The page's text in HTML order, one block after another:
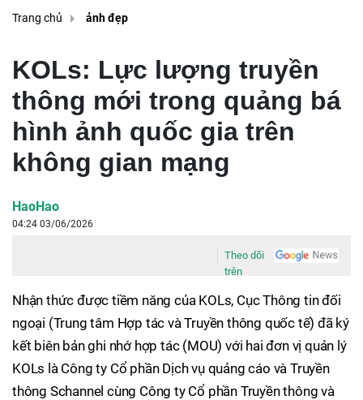
Trang chủ ảnh đẹp
KOLs: Lực lượng truyền
thông mới trong quảng bá
hình ảnh quốc gia trên
không gian mạng
HaoHao
04:24 03/06/2026
Theo dõi
trên
Nhận thức được tiềm năng của KOLs, Cục Thông tin đối
ngoại (Trung tâm Hợp tác và Truyền thông quốc tế) đã ký
kết biên bản ghi nhớ hợp tác (MOU) với hai đơn vị quản lý
KOLs là Công ty Cổ phần Dịch vụ quảng cáo và Truyền
thông Schannel cùng Công ty Cổ phần Truyền thông và